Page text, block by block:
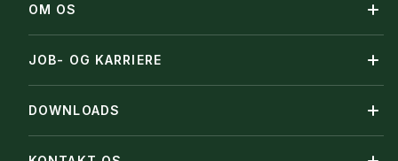
OM OS
JOB- OG KARRIERE
DOWNLOADS